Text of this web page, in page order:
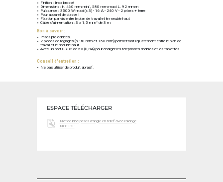
Finition : Inox brossé
Dimensions : h. 460 mm mini , 580 mm maxi L. 92 mmm
Puissance : 3500 W maxi (x 3) - 16 A - 240 V - 2 prises + terre
Pour appareil de classe I
Fixation par vis entre le plan de travail et le meuble haut
Câble d'alimentation : 3 x 1,5 mm² de 3 m
Bon à savoir :
Prises pré-câblées.
2 pièces de réglages (h. 90 mm et 150 mm) permettant l'ajustement entre le plan de
travail et le meuble haut.
Avec un port USB2 de 5V (0,8A) pour charger les téléphones mobiles et les tablettes.
Conseil d'entretien :
Ne pas utiliser de produit abrasif.
ESPACE TÉLÉCHARGER
Notice bloc prises d'angle en relief avec rallonge
NOTICE